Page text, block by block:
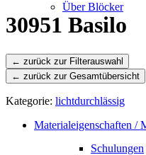
Über Blöcker
Leistungen
Schulungen
30951 Basilo
← zurück zur Gesamtübersicht
Kategorie: lichtdurchlässig
Materialeigenschaften /